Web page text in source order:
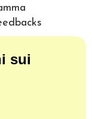
sui